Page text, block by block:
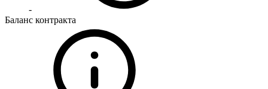
-
Баланс контракта